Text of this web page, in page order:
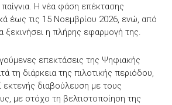
Η νέα φάση επέκτασης
έως τις 15 Νοεμβρίου 2026, ενώ, από
ξεκινήσει η πλήρης εφαρμογή της.
επεκτάσεις της Ψηφιακής
τη διάρκεια της πιλοτικής περιόδου,
εκτενής διαβούλευση με τους
με στόχο τη βελτιστοποίηση της